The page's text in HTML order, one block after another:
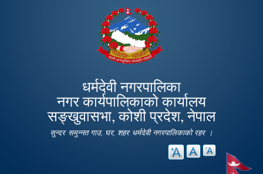
main
content
धर्मदेवी नगरपालिका
नगर कार्यपालिकाको कार्यालय
सङ्खुवासभा, कोशी प्रदेश, नेपाल
सुन्दर समुन्नत गाउ, घर, शहर धर्मदेवी नगरपालिकाको रहर ।